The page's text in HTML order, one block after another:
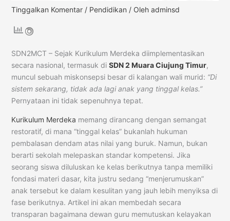
Tinggalkan Komentar / Pendidikan / Oleh adminsd
SDN2MCT – Sejak Kurikulum Merdeka diimplementasikan
secara nasional, termasuk di SDN 2 Muara Ciujung Timur,
muncul sebuah miskonsepsi besar di kalangan wali murid: “Di
sistem sekarang, tidak ada lagi anak yang tinggal kelas.”
Pernyataan ini tidak sepenuhnya tepat.
Kurikulum Merdeka memang dirancang dengan semangat
restoratif, di mana “tinggal kelas” bukanlah hukuman
pembalasan dendam atas nilai yang buruk. Namun, bukan
berarti sekolah melepaskan standar kompetensi. Jika
seorang siswa diluluskan ke kelas berikutnya tanpa memiliki
fondasi materi dasar, kita justru sedang “menjerumuskan”
anak tersebut ke dalam kesulitan yang jauh lebih menyiksa di
fase berikutnya. Artikel ini akan membedah secara
transparan bagaimana dewan guru memutuskan kelayakan